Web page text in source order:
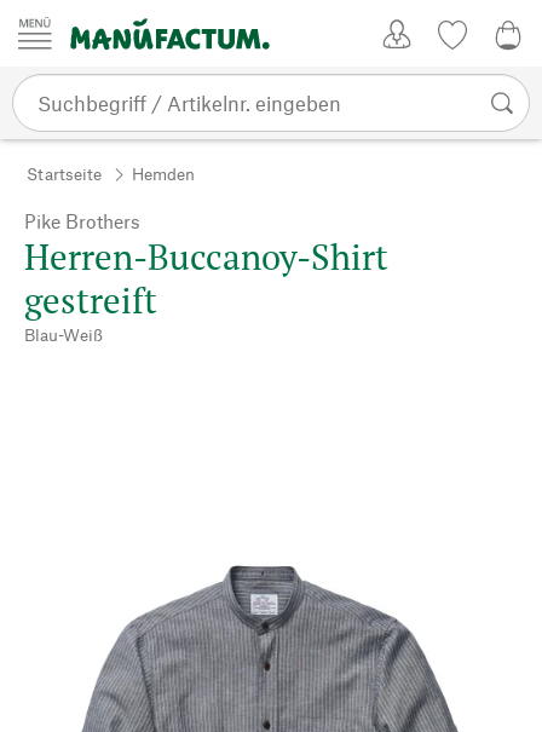
Zum Inhalt springen
Startseite Hemden
Pike Brothers
Herren-Buccanoy-Shirt
gestreift
Blau-Weiß